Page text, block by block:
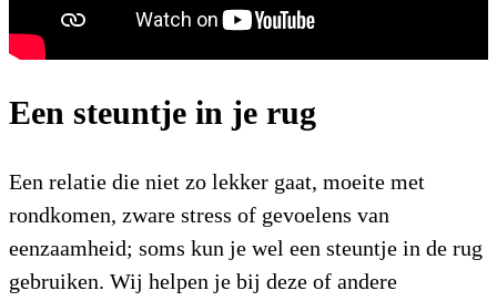
Een steuntje in je rug
Een relatie die niet zo lekker gaat, moeite met
rondkomen, zware stress of gevoelens van
eenzaamheid; soms kun je wel een steuntje in de rug
gebruiken. Wij helpen je bij deze of andere